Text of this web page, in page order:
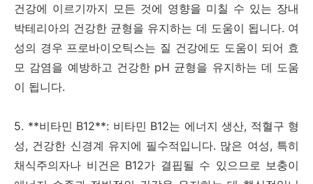
건강에 이르기까지 모든 것에 영향을 미칠 수 있는 장내
박테리아의 건강한 균형을 유지하는 데 도움이 됩니다. 여
성의 경우 프로바이오틱스는 질 건강에도 도움이 되어 효
모 감염을 예방하고 건강한 pH 균형을 유지하는 데 도움
이 됩니다.
5. **비타민 B12**: 비타민 B12는 에너지 생산, 적혈구 형
성, 건강한 신경계 유지에 필수적입니다. 많은 여성, 특히
채식주의자나 비건은 B12가 결핍될 수 있으므로 보충이